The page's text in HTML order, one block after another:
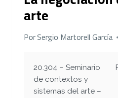
arte
PorSergio Martorell García
20.304 – Seminario
de contextos y
sistemas del arte –